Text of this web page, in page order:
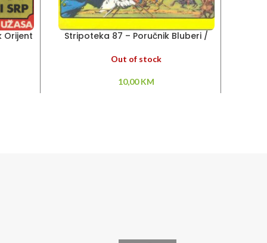
Orijent
Stripoteka 87 – Poručnik Bluberi /
Out of stock
10,00KM